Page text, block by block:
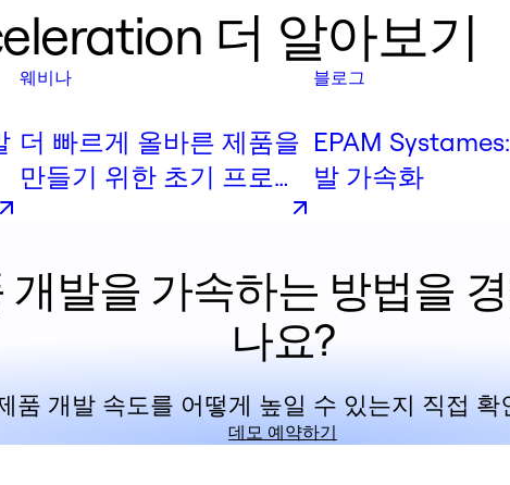
더 알아보기
웨비나
더 빠르게 올바른 제품을
만들기 위한 초기 프로토
타이핑 전략: 제품 리더의
블로그
EPAM
발 가속화
발을 가속하는 방법을
나요?
품 개발 속도를 어떻게 높일 수 있는지 직접 확
데모 예약하기